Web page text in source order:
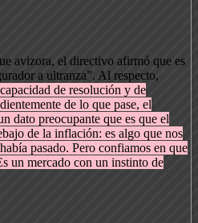
avizora, el directivo afirmó que es
a ultranza”. Al respecto,
de resolución y de
de lo que pase, el
dato preocupante que es que el
de la inflación: es algo que nos
pasado. Pero confiamos en que
un mercado con un instinto de